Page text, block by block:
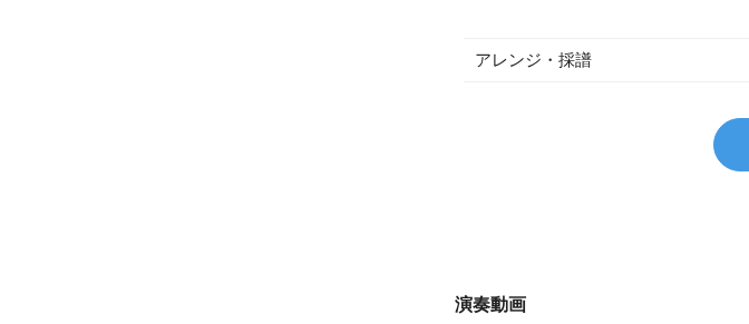
アレンジ・採譜
演奏動画